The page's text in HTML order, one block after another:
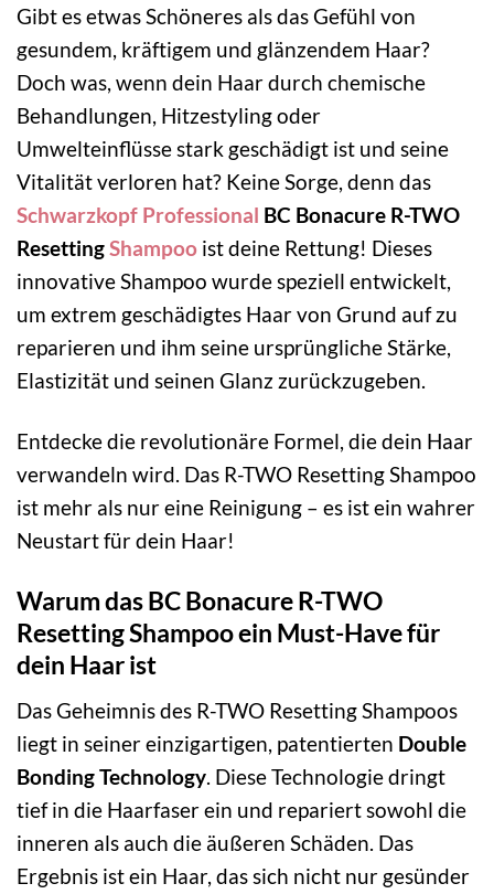
Gibt es etwas Schöneres als das Gefühl von
gesundem, kräftigem und glänzendem Haar?
Doch was, wenn dein Haar durch chemische
Behandlungen, Hitzestyling oder
Umwelteinflüsse stark geschädigt ist und seine
Vitalität verloren hat? Keine Sorge, denn das
Schwarzkopf Professional BC Bonacure R-TWO
ResettingShampoo ist deine Rettung! Dieses
innovative Shampoo wurde speziell entwickelt,
um extrem geschädigtes Haar von Grund auf zu
reparieren und ihm seine ursprüngliche Stärke,
Elastizität und seinen Glanz zurückzugeben.
Entdecke die revolutionäre Formel, die dein Haar
verwandeln wird. Das R-TWO Resetting Shampoo
ist mehr als nur eine Reinigung – es ist ein wahrer
Neustart für dein Haar!
Warum das BC Bonacure R-TWO
Resetting Shampoo ein Must-Have für
dein Haar ist
Das Geheimnis des R-TWO Resetting Shampoos
liegt in seiner einzigartigen, patentierten Double
Bonding Technology . Diese Technologie dringt
tief in die Haarfaser ein und repariert sowohl die
inneren als auch die äußeren Schäden. Das
Ergebnis ist ein Haar, das sich nicht nur gesünder